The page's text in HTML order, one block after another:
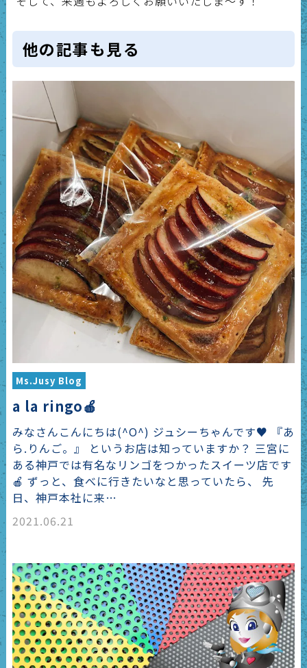
他の記事も見る
Ms.Jusy Blog
a la ringo🍎
みなさんこんにちは(^O^) ジュシーちゃんです♥ 『あ
ら.りんご。』 というお店は知っていますか？ 三宮に
ある神戸では有名なリンゴをつかったスイーツ店です
🍎 ずっと、食べに行きたいなと思っていたら、 先
日、神戸本社に来…
2021.06.21